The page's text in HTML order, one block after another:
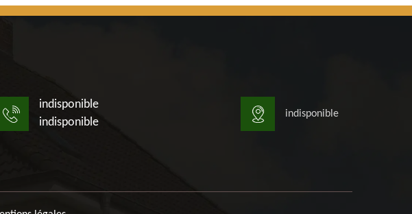
indisponible
indisponible
indisponible